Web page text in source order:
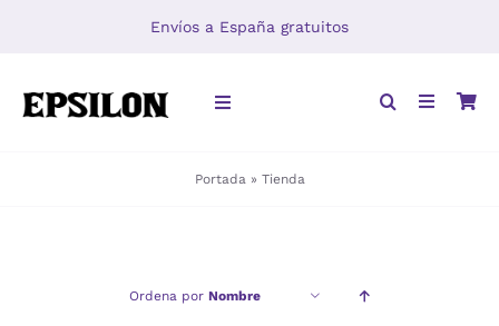
Envíos a España gratuitos
Toggle
Portada » Tienda
Ordena por Nombre